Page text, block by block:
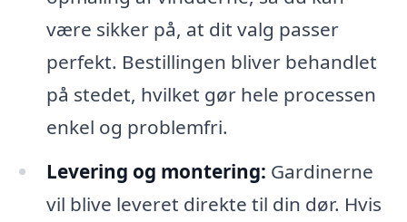
være sikker på, at dit valg passer
perfekt. Bestillingen bliver behandlet
på stedet, hvilket gør hele processen
enkel og problemfri.
Levering og montering: Gardinerne
vil blive leveret direkte til din dør. Hvis